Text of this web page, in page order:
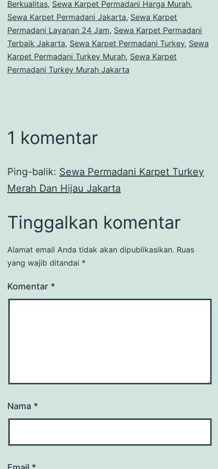
Berkualitas, Sewa Karpet Permadani Harga Murah,
Sewa Karpet Permadani Jakarta, Sewa Karpet
Permadani Layanan 24 Jam, Sewa Karpet Permadani
Terbaik Jakarta, Sewa Karpet Permadani Turkey, Sewa
Karpet Permadani Turkey Murah, Sewa Karpet
Permadani Turkey Murah Jakarta
1 komentar
Ping-balik: Sewa Permadani Karpet Turkey
Merah Dan Hijau Jakarta
Tinggalkan komentar
Alamat email Anda tidak akan dipublikasikan. Ruas
yang wajib ditandai *
Komentar *
Nama *